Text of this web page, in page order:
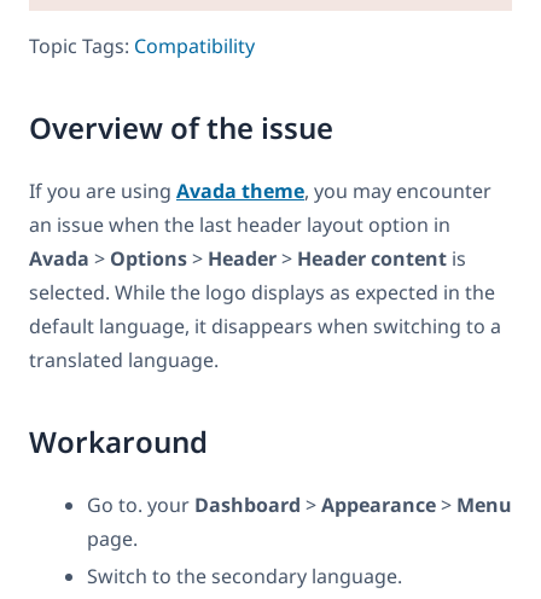
Topic Tags: Compatibility
Overview of the issue
If you are using Avada theme, you may encounter
an issue when the last header layout option in
Avada > Options> Header> Header content is
selected. While the logo displays as expected in the
default language, it disappears when switching to a
translated language.
Workaround
Go to. your Dashboard >Appearance> Menu
page.
Switch to the secondary language.